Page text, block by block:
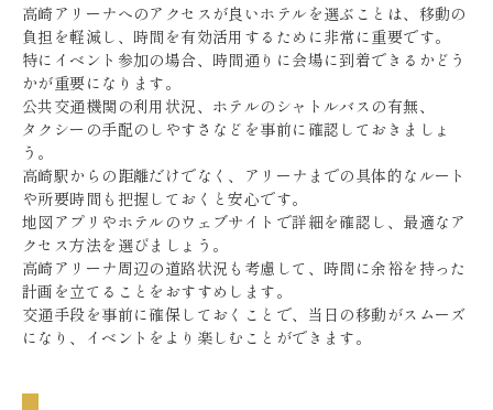
高崎アリーナへのアクセスが良いホテルを選ぶことは、移動の
負担を軽減し、時間を有効活用するために非常に重要です。
特にイベント参加の場合、時間通りに会場に到着できるかどう
かが重要になります。
公共交通機関の利用状況、ホテルのシャトルバスの有無、
タクシーの手配のしやすさなどを事前に確認しておきましょ
う。
高崎駅からの距離だけでなく、アリーナまでの具体的なルート
や所要時間も把握しておくと安心です。
地図アプリやホテルのウェブサイトで詳細を確認し、最適なア
クセス方法を選びましょう。
高崎アリーナ周辺の道路状況も考慮して、時間に余裕を持った
計画を立てることをおすすめします。
交通手段を事前に確保しておくことで、当日の移動がスムーズ
になり、イベントをより楽しむことができます。